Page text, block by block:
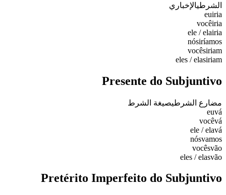
الشرطيالإخباري
euiria
vocêiria
ele / elairia
nósiríamos
vocêsiriam
eles / elasiriam
Presente do Subjuntivo
مضارع الشرطيصيغة الشرط
euvá
vocêvá
ele / elavá
nósvamos
vocêsvão
eles / elasvão
Pretérito Imperfeito do Subjuntivo